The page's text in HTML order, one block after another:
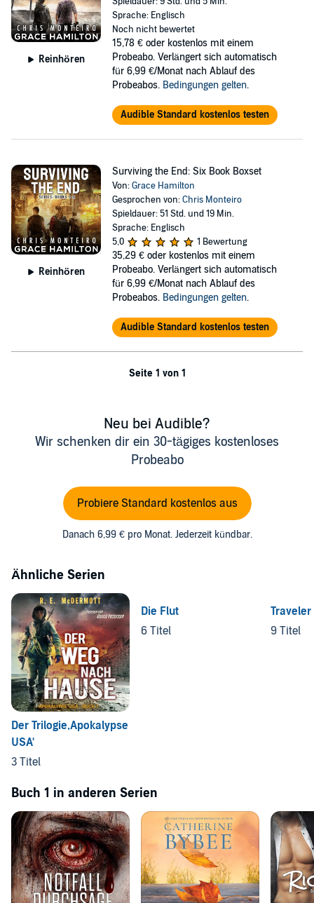
Reinhören
Sprache: Englisch
Noch nicht bewertet
15,78 € oder kostenlos mit einem
Probeabo. Verlängert sich automatisch
für 6,99 €/Monat nach Ablauf des
Probeabos. Bedingungen gelten.
Audible Standard kostenlos testen
Reinhören
Surviving the End: Six Book Boxset
Von:Grace Hamilton
Gesprochen von:Chris Monteiro
Spieldauer: 51 Std. und 19 Min.
Sprache: Englisch
5,0
1 Bewertung
35,29 € oder kostenlos mit einem
Probeabo. Verlängert sich automatisch
für 6,99 €/Monat nach Ablauf des
Probeabos. Bedingungen gelten.
Audible Standard kostenlos testen
Seite 1 von 1
Neu bei Audible?
Wir schenken dir ein 30-tägiges kostenloses
Probeabo
Probiere Standard kostenlos aus
Danach 6,99 € pro Monat. Jederzeit kündbar.
Ähnliche Serien
Der Trilogie,Apokalypse
USA'
3 Titel
Die Flut
6 Titel
Traveler
9 Titel
Buch 1 in anderen Serien